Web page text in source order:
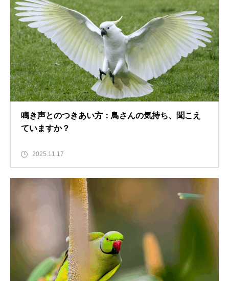
鳴き声とのつきあい方：鳥さんの気持ち、聞こえ
ていますか？
2025.11.17